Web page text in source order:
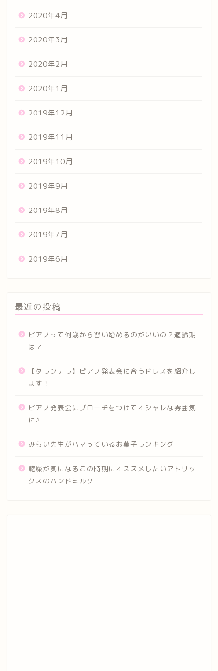
2020年4月
2020年3月
2020年2月
2020年1月
2019年12月
2019年11月
2019年10月
2019年9月
2019年8月
2019年7月
2019年6月
最近の投稿
ピアノって何歳から習い始めるのがいいの？適齢期
は？
【タランテラ】ピアノ発表会に合うドレスを紹介し
ます！
ピアノ発表会にブローチをつけてオシャレな雰囲気
に♪
みらい先生がハマっているお菓子ランキング
乾燥が気になるこの時期にオススメしたいアトリッ
クスのハンドミルク